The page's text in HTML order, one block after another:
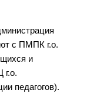
с ПМПК г.о.
и
г.о.
педагогов).